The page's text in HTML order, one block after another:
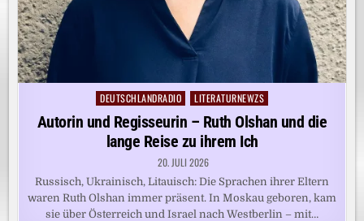
Posted
DEUTSCHLANDRADIO LITERATURNEWZS
Autorin und Regisseurin – Ruth Olshan und die
lange Reise zu ihrem Ich
20. JULI 2026
Russisch, Ukrainisch, Litauisch: Die Sprachen ihrer Eltern
waren Ruth Olshan immer präsent. In Moskau geboren, kam
sie über Österreich und Israel nach Westberlin – mit…